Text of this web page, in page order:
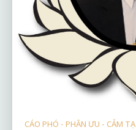
CÁO PHÓ - PHÂN ƯU - CẢM TẠ